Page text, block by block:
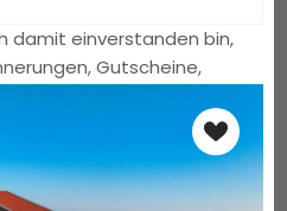
damit einverstanden bin,
Gutscheine,
Villas zu erhalten. Ich
jederzeit mit Wirkung für